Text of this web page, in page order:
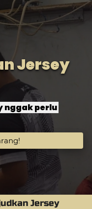
Jersey
nggak perlu
Jersey